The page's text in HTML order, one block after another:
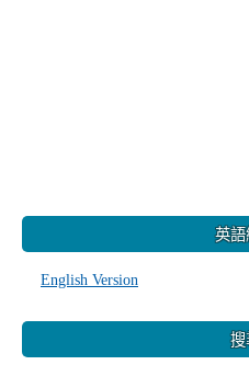
英
English Version